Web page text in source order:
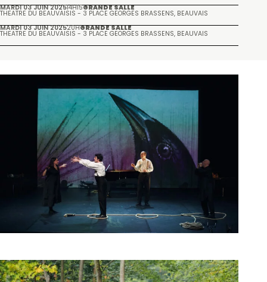
MARDI 03 JUIN 202514H15GRANDE SALLE
THÉÂTRE DU BEAUVAISIS - 3 PLACE GEORGES BRASSENS, BEAUVAIS
MARDI 03 JUIN 202520HGRANDE SALLE
THÉÂTRE DU BEAUVAISIS - 3 PLACE GEORGES BRASSENS, BEAUVAIS
Galerie
Autour de l'événement